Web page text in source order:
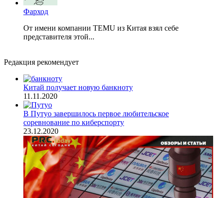
Фарход
От имени компании TEMU из Китая взял себе
представителя этой...
Редакция рекомендует
Китай получает новую банкноту
11.11.2020
В Путуо завершилось первое любительское
соревнование по киберспорту
23.12.2020